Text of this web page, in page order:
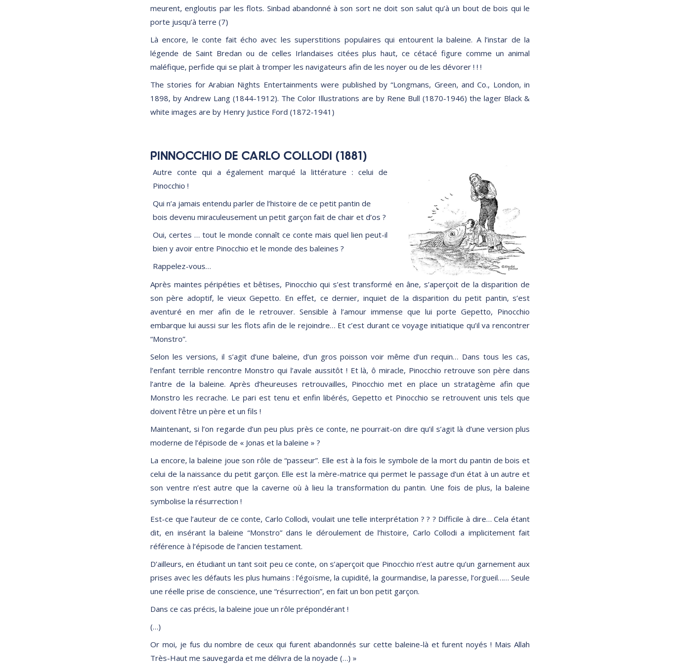
meurent, engloutis par les flots. Sinbad abandonné à son sort ne doit son salut qu’à un bout de bois qui le
porte jusqu’à terre (7)
Là encore, le conte fait écho avec les superstitions populaires qui entourent la baleine. A l’instar de la
légende de Saint Bredan ou de celles Irlandaises citées plus haut, ce cétacé figure comme un animal
maléfique, perfide qui se plait à tromper les navigateurs afin de les noyer ou de les dévorer ! ! !
The stories for Arabian Nights Entertainments were published by “Longmans, Green, and Co., London, in
1898, by Andrew Lang (1844-1912). The Color Illustrations are by Rene Bull (1870-1946) the lager Black &
white images are by Henry Justice Ford (1872-1941)
PINNOCCHIO DE CARLO COLLODI (1881)
Autre conte qui a également marqué la littérature : celui de
Pinocchio !
Qui n’a jamais entendu parler de l’histoire de ce petit pantin de
bois devenu miraculeusement un petit garçon fait de chair et d’os ?
Oui, certes … tout le monde connaît ce conte mais quel lien peut-il
bien y avoir entre Pinocchio et le monde des baleines ?
Rappelez-vous…
Après maintes péripéties et bêtises, Pinocchio qui s’est transformé en âne, s’aperçoit de la disparition de
son père adoptif, le vieux Gepetto. En effet, ce dernier, inquiet de la disparition du petit pantin, s’est
aventuré en mer afin de le retrouver. Sensible à l’amour immense que lui porte Gepetto, Pinocchio
embarque lui aussi sur les flots afin de le rejoindre… Et c’est durant ce voyage initiatique qu’il va rencontrer
“Monstro”.
Selon les versions, il s’agit d’une baleine, d’un gros poisson voir même d’un requin… Dans tous les cas,
l’enfant terrible rencontre Monstro qui l’avale aussitôt ! Et là, ô miracle, Pinocchio retrouve son père dans
l’antre de la baleine. Après d’heureuses retrouvailles, Pinocchio met en place un stratagème afin que
Monstro les recrache. Le pari est tenu et enfin libérés, Gepetto et Pinocchio se retrouvent unis tels que
doivent l’être un père et un fils !
Maintenant, si l’on regarde d’un peu plus près ce conte, ne pourrait-on dire qu’il s’agit là d’une version plus
moderne de l’épisode de « Jonas et la baleine » ?
La encore, la baleine joue son rôle de “passeur”. Elle est à la fois le symbole de la mort du pantin de bois et
celui de la naissance du petit garçon. Elle est la mère-matrice qui permet le passage d’un état à un autre et
son ventre n’est autre que la caverne où à lieu la transformation du pantin. Une fois de plus, la baleine
symbolise la résurrection !
Est-ce que l’auteur de ce conte, Carlo Collodi, voulait une telle interprétation ? ? ? Difficile à dire… Cela étant
dit, en insérant la baleine “Monstro” dans le déroulement de l’histoire, Carlo Collodi a implicitement fait
référence à l’épisode de l’ancien testament.
D’ailleurs, en étudiant un tant soit peu ce conte, on s’aperçoit que Pinocchio n’est autre qu’un garnement aux
prises avec les défauts les plus humains : l’égoïsme, la cupidité, la gourmandise, la paresse, l’orgueil…… Seule
une réelle prise de conscience, une “résurrection”, en fait un bon petit garçon.
Dans ce cas précis, la baleine joue un rôle prépondérant !
(…)
Or moi, je fus du nombre de ceux qui furent abandonnés sur cette baleine-là et furent noyés ! Mais Allah
Très-Haut me sauvegarda et me délivra de la noyade (…) »